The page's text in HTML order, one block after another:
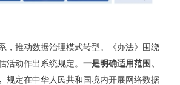
，推动数据治理模式转型。《办法》围绕
活动作出系统规定。一是明确适用范围、
规定在中华人民共和国境内开展网络数据